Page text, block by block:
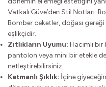
Vatkalı Güve’den Stil Notları:
Bomber ceketler, doğası
eşlikçidir.
Zıtlıkların Uyumu: Hacimli bir
pantolon veya mini bir etekle
netleştirebilirsiniz.
Katmanlı Şıklık: İçine